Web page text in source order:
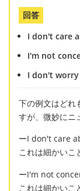
回答
I don't care
I'm not
I don't
下の例文はどれ
すが、微妙にニ
ーI don't care
これは細かいこ
ーI'm not
これは細かいこ